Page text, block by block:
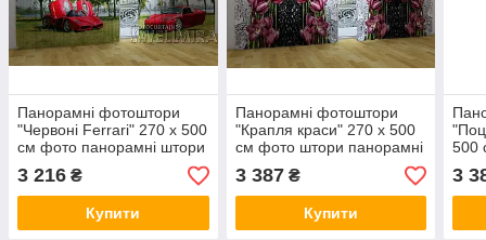
Панорамні фотоштори
"Червоні Ferrari" 270 х 500
см фото панорамні штори
VE
3 216 ₴
Купити
Панорамні фотоштори
"Крапля краси" 270 х 500
см фото штори панорамні
штори VE
3 387₴
Купити
500
3